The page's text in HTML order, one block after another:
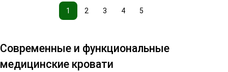
1 2 3 4 5
Современные и функциональные
медицинские кровати